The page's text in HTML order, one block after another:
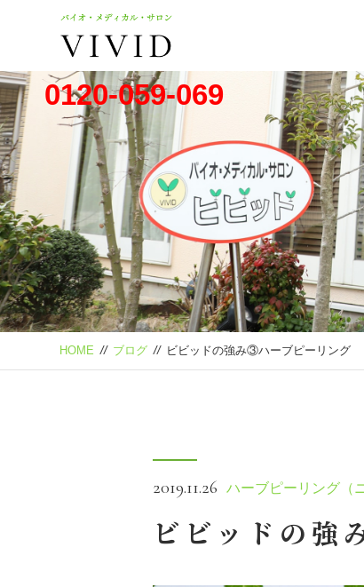
0120-059-069
HOME // ブログ // ビビッドの強み③ハーブピーリング
2019.11.26 ハーブピーリング（
ビビッドの強